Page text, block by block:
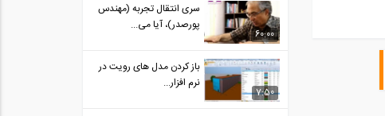
60:00
سری انتقال تجربه (مهندس
پورصدر)، آیا می...
7:50
باز کردن مدل های رویت در
نرم افزار...